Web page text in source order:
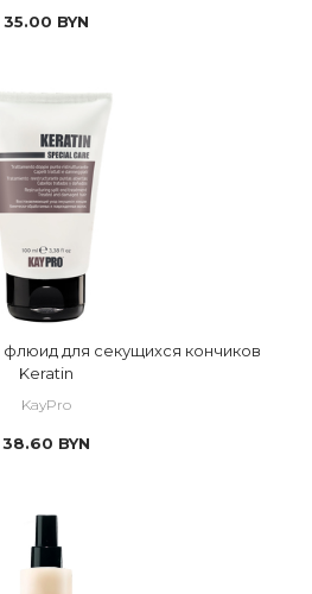
35.00 BYN
для секущихся кончиков
Keratin
KayPro
38.60 BYN